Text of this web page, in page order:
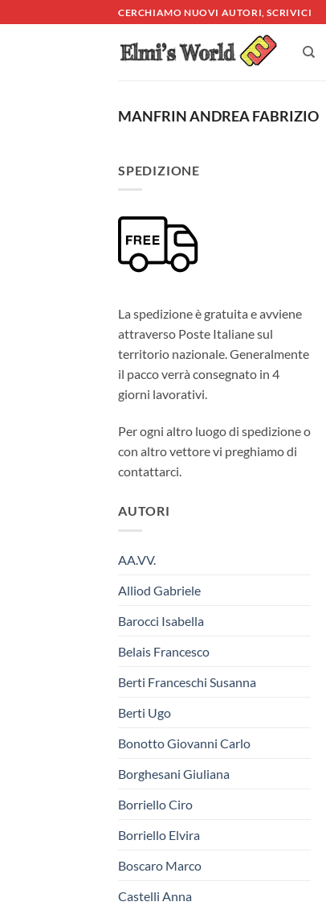
ai
CERCHIAMO NUOVI AUTORI, SCRIVICI
MANFRIN ANDREA FABRIZIO
SPEDIZIONE
La spedizione è gratuita e avviene
attraverso Poste Italiane sul
territorio nazionale. Generalmente
il pacco verrà consegnato in 4
giorni lavorativi.
Per ogni altro luogo di spedizione o
con altro vettore vi preghiamo di
contattarci.
AUTORI
AA.VV.
Alliod Gabriele
Barocci Isabella
Belais Francesco
Berti Franceschi Susanna
Berti Ugo
Bonotto Giovanni Carlo
Borghesani Giuliana
Borriello Ciro
Borriello Elvira
Boscaro Marco
Castelli Anna